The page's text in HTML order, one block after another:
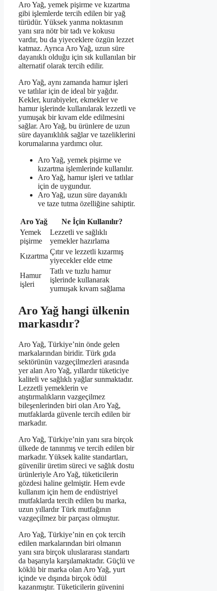
Aro Yağ, yemek pişirme ve kızartma
gibi işlemlerde tercih edilen bir yağ
türüdür. Yüksek yanma noktasının
yanı sıra nötr bir tadı ve kokusu
vardır, bu da yiyeceklere özgün lezzet
katmaz. Ayrıca Aro Yağ, uzun süre
dayanıklı olduğu için sık kullanılan bir
alternatif olarak tercih edilir.
Aro Yağ, aynı zamanda hamur işleri
ve tatlılar için de ideal bir yağdır.
Kekler, kurabiyeler, ekmekler ve
hamur işlerinde kullanılarak lezzetli ve
yumuşak bir kıvam elde edilmesini
sağlar. Aro Yağ, bu ürünlere de uzun
süre dayanıklılık sağlar ve tazeliklerini
korumalarına yardımcı olur.
Aro Yağ, yemek pişirme ve
kızartma işlemlerinde kullanılır.
Aro Yağ, hamur işleri ve tatlılar
için de uygundur.
Aro Yağ, uzun süre dayanıklı
ve taze tutma özelliğine sahiptir.
Aro Yağ
Ne İçin Kullanılır?
Yemek
pişirme
Lezzetli ve sağlıklı
yemekler hazırlama
Kızartma
Çıtır ve lezzetli kızarmış
yiyecekler elde etme
Hamur
işleri
Tatlı ve tuzlu hamur
işlerinde kullanarak
yumuşak kıvam sağlama
Aro Yağ hangi ülkenin
markasıdır?
Aro Yağ, Türkiye’nin önde gelen
markalarından biridir. Türk gıda
sektörünün vazgeçilmezleri arasında
yer alan Aro Yağ, yıllardır tüketiciye
kaliteli ve sağlıklı yağlar sunmaktadır.
Lezzetli yemeklerin ve
atıştırmalıkların vazgeçilmez
bileşenlerinden biri olan Aro Yağ,
mutfaklarda güvenle tercih edilen bir
markadır.
Aro Yağ, Türkiye’nin yanı sıra birçok
ülkede de tanınmış ve tercih edilen bir
markadır. Yüksek kalite standartları,
güvenilir üretim süreci ve sağlık dostu
ürünleriyle Aro Yağ, tüketicilerin
gözdesi haline gelmiştir. Hem evde
kullanım için hem de endüstriyel
mutfaklarda tercih edilen bu marka,
uzun yıllardır Türk mutfağının
vazgeçilmez bir parçası olmuştur.
Aro Yağ, Türkiye’nin en çok tercih
edilen markalarından biri olmanın
yanı sıra birçok uluslararası standartı
da başarıyla karşılamaktadır. Güçlü ve
köklü bir marka olan Aro Yağ, yurt
içinde ve dışında birçok ödül
kazanmıştır. Tüketicilerin güvenini